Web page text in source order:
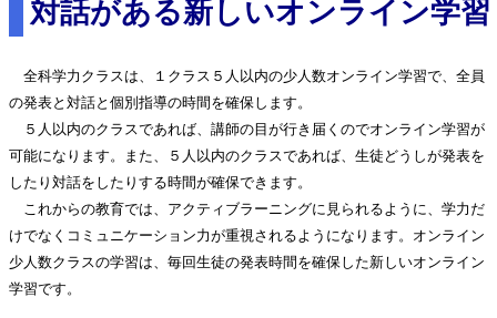
対話がある新しいオンライン学習
全科学力クラスは、１クラス５人以内の少人数オンライン学習で、全員
の発表と対話と個別指導の時間を確保します。
５人以内のクラスであれば、講師の目が行き届くのでオンライン学習が
可能になります。また、５人以内のクラスであれば、生徒どうしが発表を
したり対話をしたりする時間が確保できます。
これからの教育では、アクティブラーニングに見られるように、学力だ
けでなくコミュニケーション力が重視されるようになります。オンライン
少人数クラスの学習は、毎回生徒の発表時間を確保した新しいオンライン
学習です。